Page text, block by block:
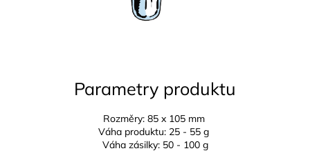
Parametry produktu
Rozměry: 85 x 105 mm
Váha produktu: 25 - 55 g
Váha zásilky: 50 - 100 g